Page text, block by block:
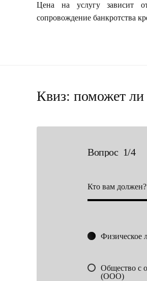
Цена на услугу зависит
сопровождение банкротства
Квиз: поможет ли
Вопрос 1/4
Кто вам должен?
Физическое
Общество с
(ООО)